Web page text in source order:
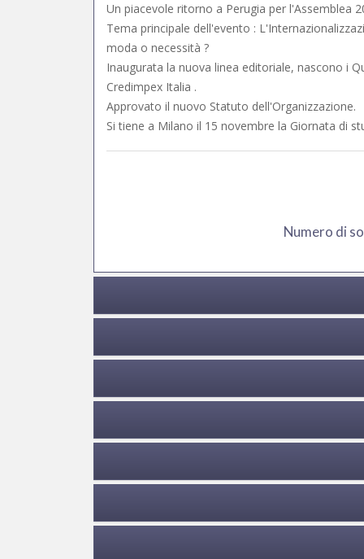
Un piacevole ritorno a Perugia per l'Assemblea
Tema principale dell'evento :
moda o necessità ?
Inaugurata la nuova linea editoriale, nascono i
Credimpex Italia .
Approvato il nuovo Statuto dell'Organizzazione.
Si tiene a Milano il 15 novembre la Giornata di
Numero di